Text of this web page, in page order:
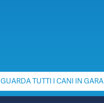
GUARDA TUTTI I CANI IN GARA